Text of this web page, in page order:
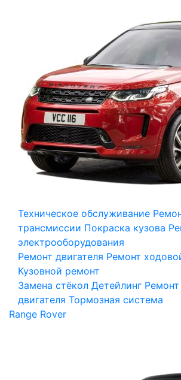
Техническое обслуживание
трансмиссии Покраска кузова
электрооборудования
Ремонт двигателя Ремонт
Кузовной ремонт
Замена стёкол Детейлинг Ремонт
двигателя Тормозная система
Range Rover